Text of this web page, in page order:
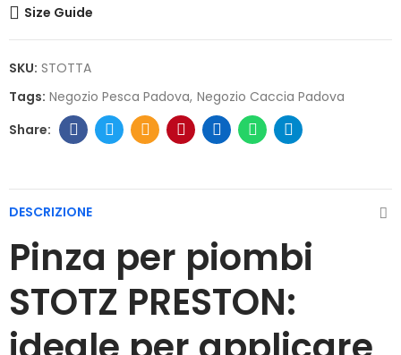
Size Guide
SKU: STOTTA
Tags: Negozio Pesca Padova Negozio Caccia Padova
DESCRIZIONE
Pinza per piombi
STOTZ PRESTON: